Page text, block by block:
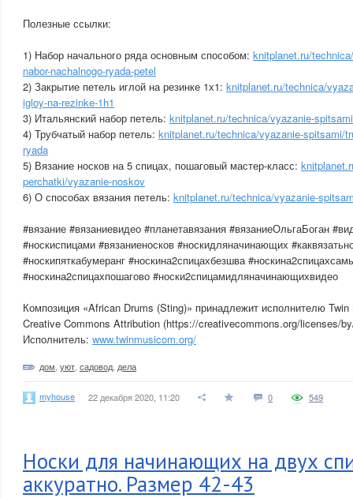
Полезные ссылки:
1) Набор начального ряда основным способом: knitplanet.ru/
nabor-nachalnogo-ryada-petel
2) Закрытие петель иглой на резинке 1х1: knitplanet.ru/technica/
igloy-na-rezinke-1h1
3) Итальянский набор петель: knitplanet.ru/technica/vyazanie-
4) Трубчатый набор петель: knitplanet.ru/technica/vyazanie-spitsami/
ryada
5) Вязание носков на 5 спицах, пошаговый мастер-класс:
perchatki/vyazanie-noskov
6) О способах вязания петель: knitplanet.ru/technica/vyazanie-
#вязание #вязаниевидео #планетавязания #вязаниеОльгаБоган
#носкиспицами #вязаниеносков #носкидляначинающих
#носкипяткабумеранг #носкина2спицахбезшва
#носкина2спицахпошагово #носки2спицамидляначинающихвидео
Композиция «African Drums (Sting)» принадлежит исполнителю
Creative Commons Attribution (https://creativecommons.org/licenses/
Исполнитель: www.twinmusicom.org/
дом уют садовод дела
myhouse 22 декабря 2020, 11:20 0 549
Носки для начинающих на двух
аккуратно. Размер 42-43